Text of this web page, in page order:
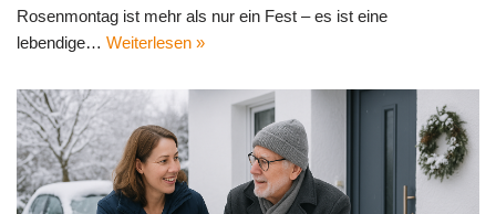
Rosenmontag ist mehr als nur ein Fest – es ist eine
lebendige… Weiterlesen »